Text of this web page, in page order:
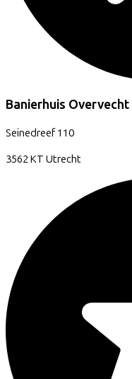
Banierhuis Overvecht
Seinedreef 110
3562 KT Utrecht